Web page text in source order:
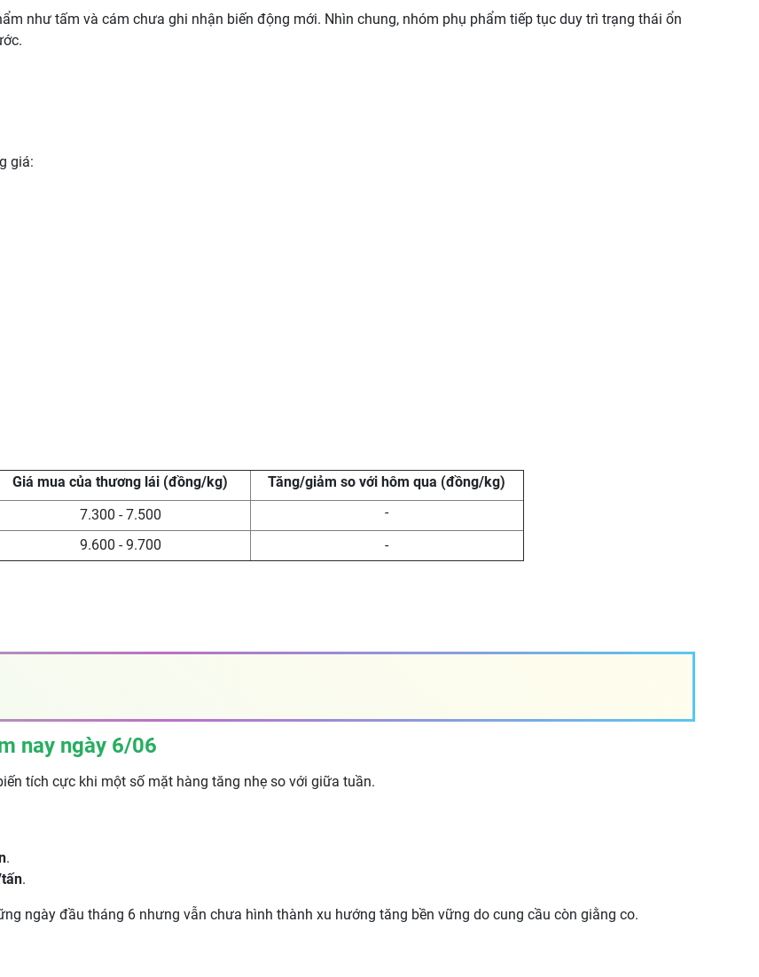
như tấm và cám chưa ghi nhận biến động mới. Nhìn chung, nhóm phụ phẩm tiếp tục duy trì trạng thái ổn
giá:
Giá mua của thương lái (đồng/kg)
Tăng/giảm so với hôm qua (đồng/kg)
7.300 - 7.500
-
9.600 - 9.700
-
nay ngày 6/06
tích cực khi một số mặt hàng tăng nhẹ so với giữa tuần.
.
.
ngày đầu tháng 6 nhưng vẫn chưa hình thành xu hướng tăng bền vững do cung cầu còn giằng co.